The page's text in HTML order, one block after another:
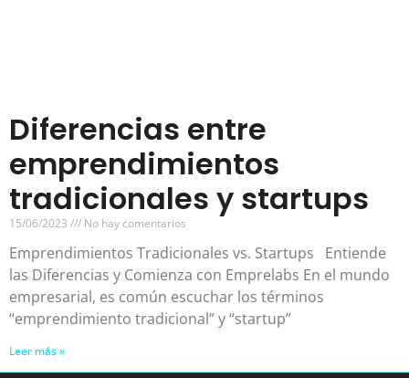
Diferencias entre
emprendimientos
tradicionales y startups
15/06/2023 No hay comentarios
Emprendimientos Tradicionales vs. Startups Entiende
las Diferencias y Comienza con Emprelabs En el mundo
empresarial, es común escuchar los términos
“emprendimiento tradicional” y “startup”
Leer más »